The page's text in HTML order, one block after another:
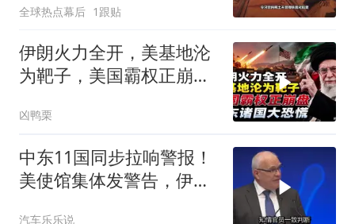
全球热点幕后 1跟贴
伊朗火力全开，美基地沦
为靶子，美国霸权正崩
凶鸭栗
中东11国同步拉响警报！
美使馆集体发警告，伊朗
汽车乐乐说